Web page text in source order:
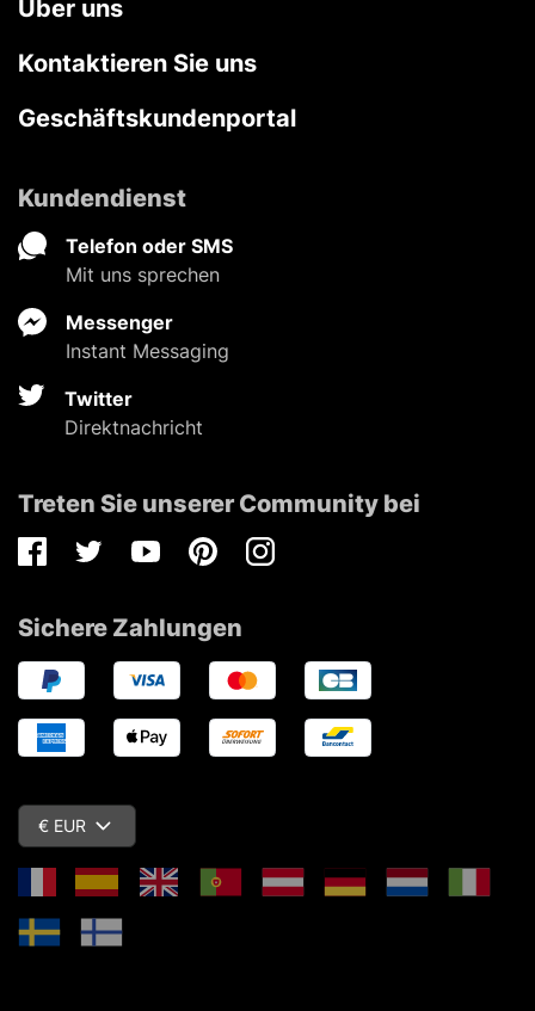
Über uns
Kontaktieren Sie uns
Geschäftskundenportal
Kundendienst
Telefon oder SMS
Mit uns sprechen
Messenger
Instant Messaging
Twitter
Direktnachricht
Treten Sie unserer Community bei
FacebookTwitterYoutubePinterestInstagram
Sichere Zahlungen
€ EUR